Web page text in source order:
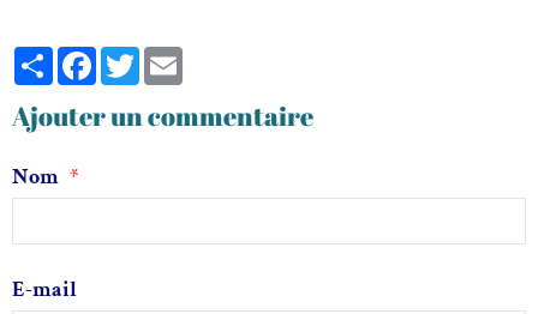
PartagerFacebook
Twitter
Ajouter un commentaire
Nom
E-mail